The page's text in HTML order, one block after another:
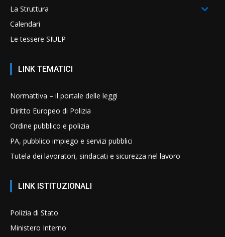
La Struttura
Calendari
Le tessere SIULP
LINK TEMATICI
Normattiva – il portale delle leggi
Diritto Europeo di Polizia
Ordine pubblico e polizia
PA, pubblico impiego e servizi pubblici
Tutela dei lavoratori, sindacati e sicurezza nel lavoro
LINK ISTITUZIONALI
Polizia di Stato
Ministero Interno